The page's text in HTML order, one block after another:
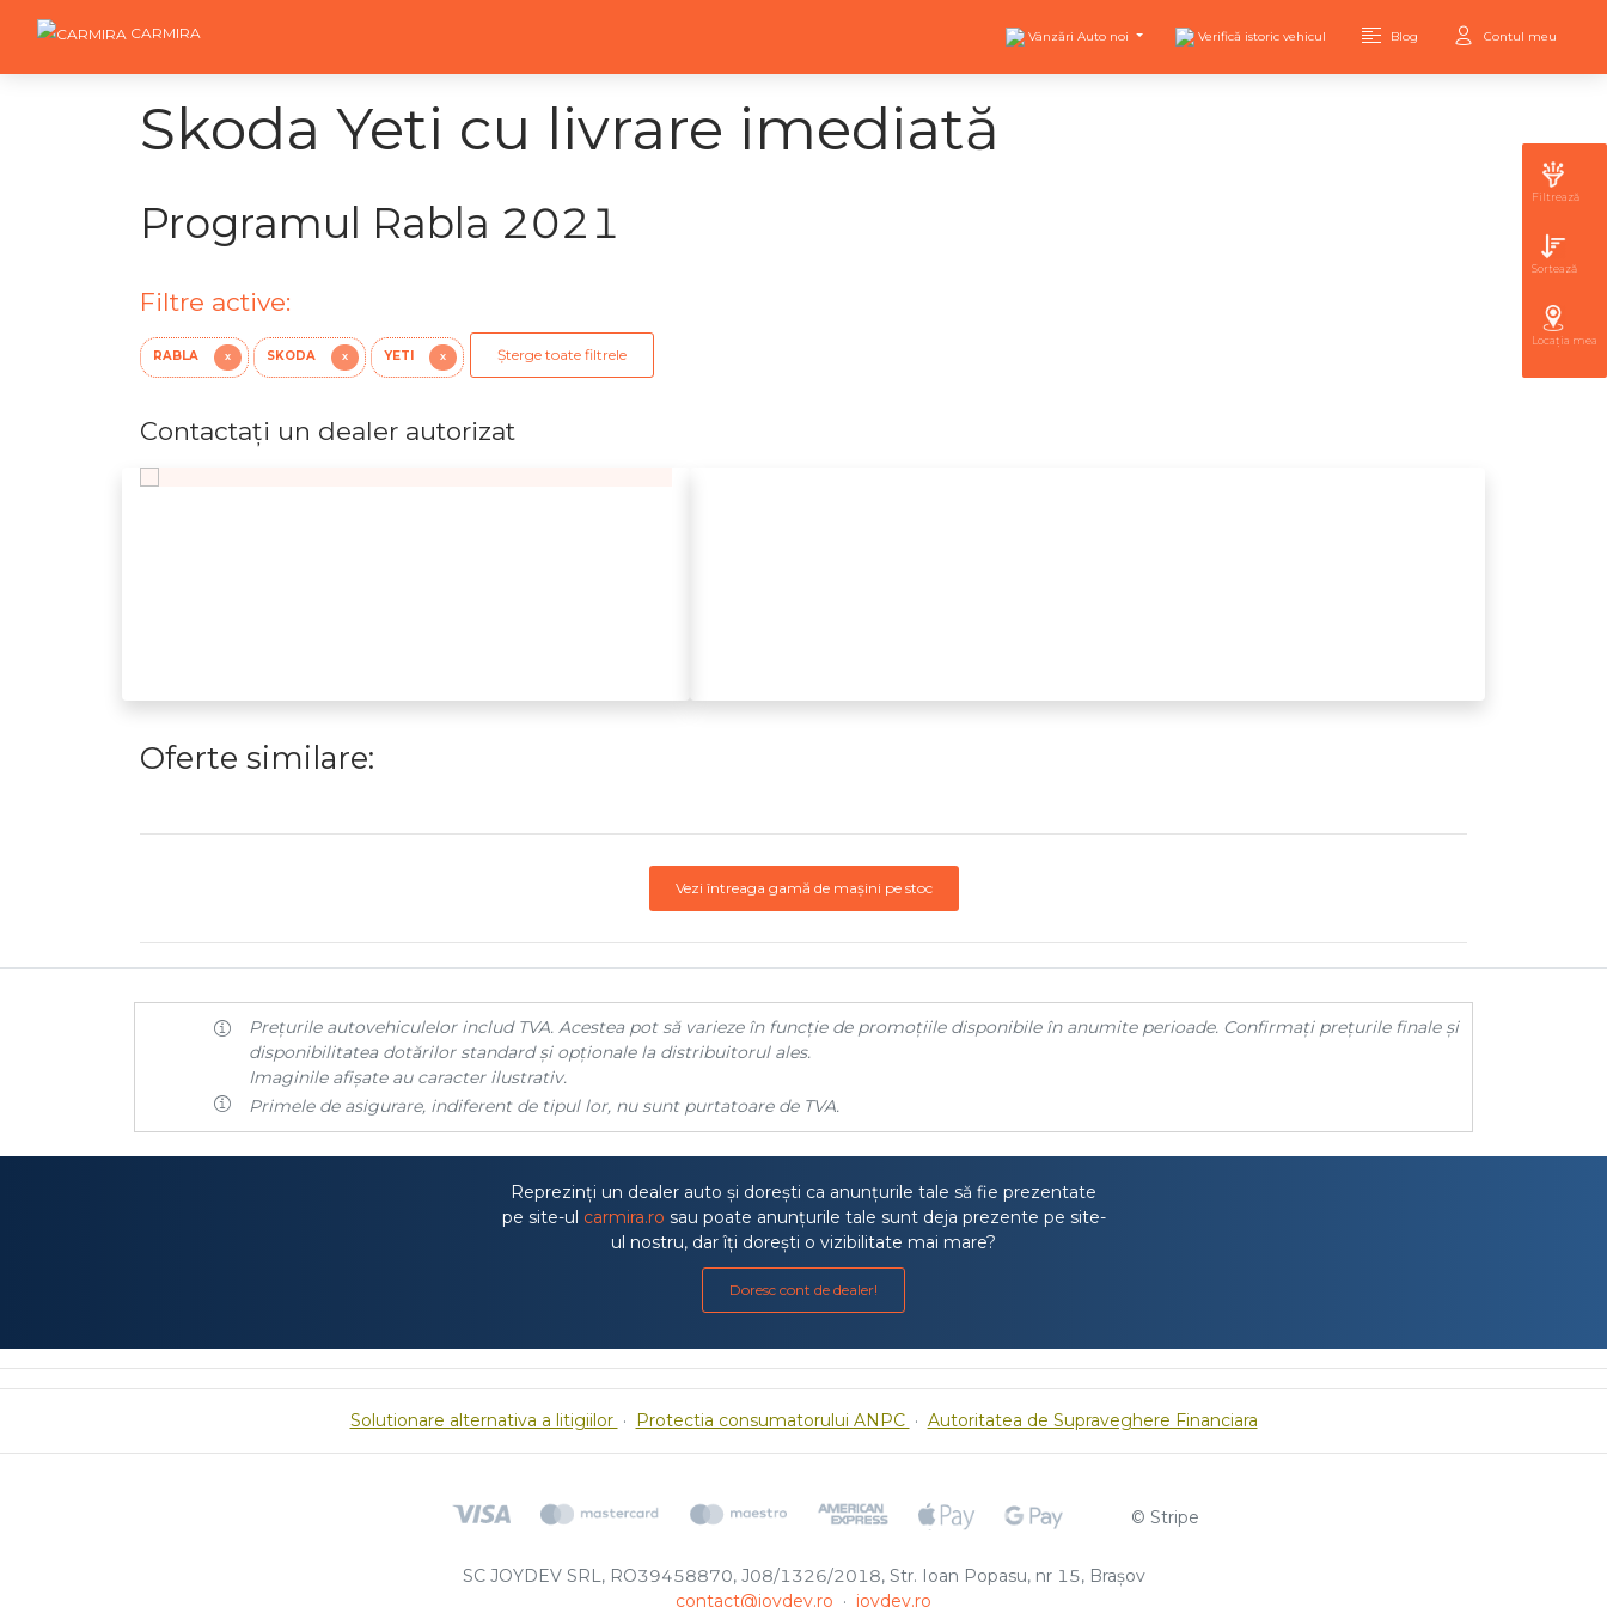
CARMIRA Vânzări Auto noi Verifică istoric vehicul Blog Contul meu
Skoda Yeti cu livrare imediată
Programul Rabla 2021
Filtre active:
RABLA X SKODA X YETI X Șterge toate filtrele
Contactaţi un dealer autorizat
Oferte similare:
Vezi întreaga gamă de mașini pe stoc
Filtrează
Sortează
Locația mea
Prețurile autovehiculelor includ TVA. Acestea pot să varieze în funcție de promoțiile disponibile în anumite perioade. Confirmați prețurile finale și
disponibilitatea dotărilor standard și opționale la distribuitorul ales.
Imaginile afișate au caracter ilustrativ.
Primele de asigurare, indiferent de tipul lor, nu sunt purtatoare de TVA.
Reprezinți un dealer auto și dorești ca anunțurile tale să fie prezentate
pe site-ul carmira.ro sau poate anunțurile tale sunt deja prezente pe site-
ul nostru, dar îți dorești o vizibilitate mai mare?
Doresc cont de dealer!
Solutionare alternativa a litigiilor · Protectia consumatorului ANPC · Autoritatea de Supraveghere Financiara
© Stripe
SC JOYDEV SRL, RO39458870, J08/1326/2018, Str. Ioan Popasu, nr 15, Brașov
contact@joydev.ro · joydev.ro